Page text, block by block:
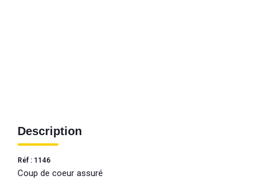
Description
Réf : 1146
Coup de coeur assuré